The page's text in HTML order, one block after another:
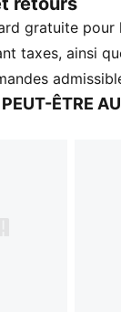
le style ultime.
ET
: fabriqué avec
d’un pas
gratuite pour
taxes, ainsi
ÊTRE